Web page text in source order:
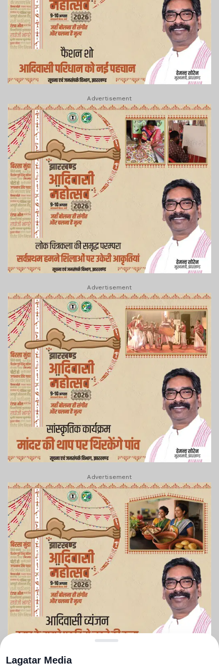
Advertisement
Advertisement
Advertisement
Lagatar Media